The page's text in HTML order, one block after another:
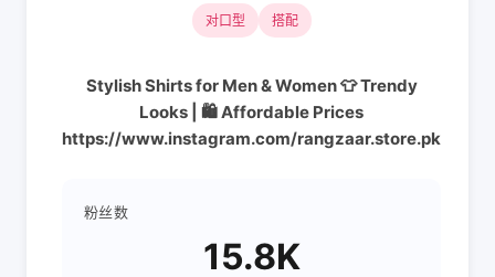
对口型 搭配
Stylish Shirts for Men & Women 👕 Trendy
Looks | 🛍️ Affordable Prices
https://www.instagram.com/rangzaar.store.pk
粉丝数
15.8K